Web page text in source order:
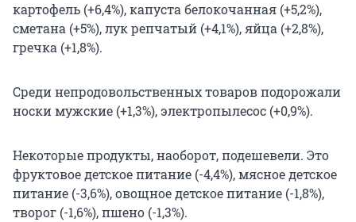
картофель (+6,4%), капуста белокочанная (+5,2%),
сметана (+5%), лук репчатый (+4,1%), яйца (+2,8%),
гречка (+1,8%).
Среди непродовольственных товаров подорожали
носки мужские (+1,3%), электропылесос (+0,9%).
Некоторые продукты, наоборот, подешевели. Это
фруктовое детское питание (-4,4%), мясное детское
питание (-3,6%), овощное детское питание (-1,8%),
творог (-1,6%), пшено (-1,3%).